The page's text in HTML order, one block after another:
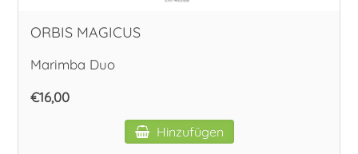
ORBIS MAGICUS
Marimba Duo
€16,00
Hinzufügen